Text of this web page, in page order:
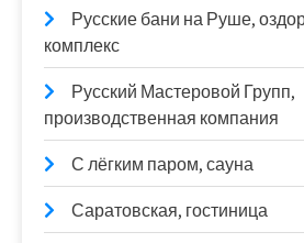
Русские бани на Руше,
комплекс
Русский Мастеровой Групп,
производственная компания
С лёгким паром, сауна
Саратовская, гостиница